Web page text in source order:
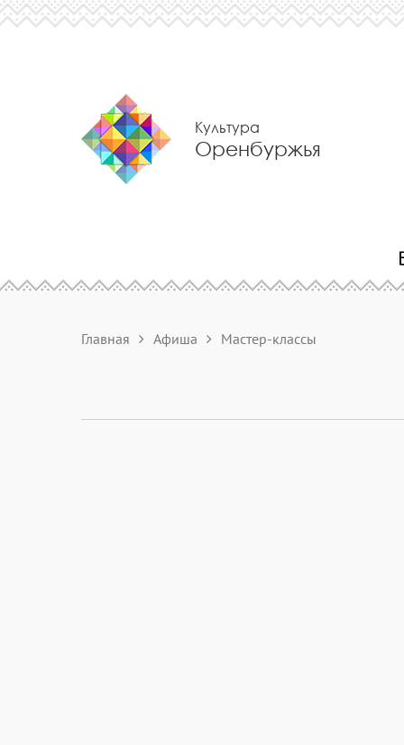
Культура
Оренбуржья
Главная Афиша Мастер-классы